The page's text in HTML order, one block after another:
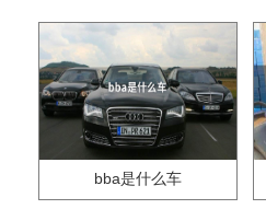
bba是什么车